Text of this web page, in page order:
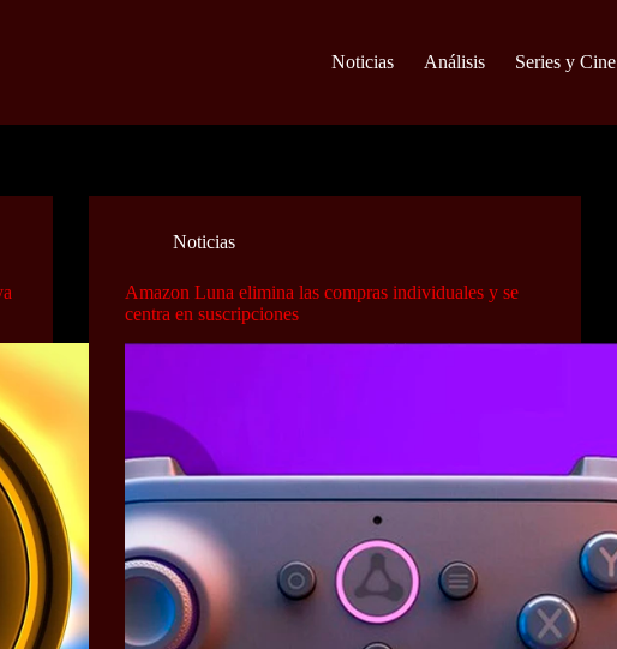
Noticias Análisis Series y Cine
Noticias
Amazon Luna elimina las compras individuales y se
centra en suscripciones